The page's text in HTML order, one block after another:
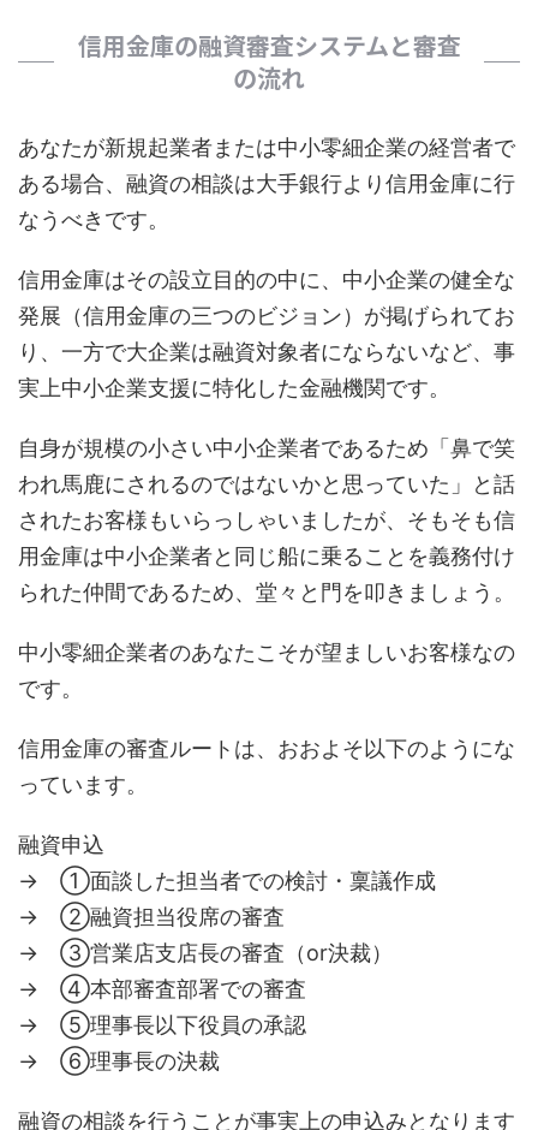
信用金庫の融資審査システムと審査
の流れ
あなたが新規起業者または中小零細企業の経営者で
ある場合、融資の相談は大手銀行より信用金庫に行
なうべきです。
信用金庫はその設立目的の中に、中小企業の健全な
発展（信用金庫の三つのビジョン）が掲げられてお
り、一方で大企業は融資対象者にならないなど、事
実上中小企業支援に特化した金融機関です。
自身が規模の小さい中小企業者であるため「鼻で笑
われ馬鹿にされるのではないかと思っていた」と話
されたお客様もいらっしゃいましたが、そもそも信
用金庫は中小企業者と同じ船に乗ることを義務付け
られた仲間であるため、堂々と門を叩きましょう。
中小零細企業者のあなたこそが望ましいお客様なの
です。
信用金庫の審査ルートは、おおよそ以下のようにな
っています。
融資申込
→ ①面談した担当者での検討・稟議作成
→ ②融資担当役席の審査
→ ③営業店支店長の審査（or決裁）
→ ④本部審査部署での審査
→ ⑤理事長以下役員の承認
→ ⑥理事長の決裁
融資の相談を行うことが事実上の申込みとなります